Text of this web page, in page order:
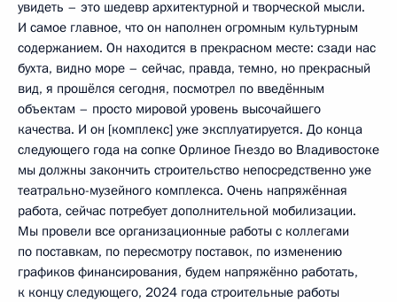
увидеть – это шедевр архитектурной и творческой мысли.
И самое главное, что он наполнен огромным культурным
содержанием. Он находится в прекрасном месте: сзади нас
бухта, видно море – сейчас, правда, темно, но прекрасный
вид, я прошёлся сегодня, посмотрел по введённым
объектам – просто мировой уровень высочайшего
качества. И он [комплекс] уже эксплуатируется. До конца
следующего года на сопке Орлиное Гнездо во Владивостоке
мы должны закончить строительство непосредственно уже
театрально-музейного комплекса. Очень напряжённая
работа, сейчас потребует дополнительной мобилизации.
Мы провели все организационные работы с коллегами
по поставкам, по пересмотру поставок, по изменению
графиков финансирования, будем напряжённо работать,
к концу следующего, 2024 года строительные работы